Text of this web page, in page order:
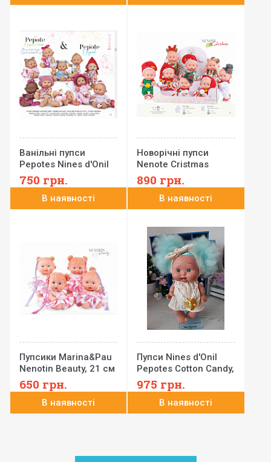
Ванільні пупси
Pepotes Nines d'Onil
0444, 26 см
750 грн.
В наявності
Новорічні пупси
Nenote Cristmas
Marina&Pau 0944
(пакет), 26 см
890 грн.
В наявності
Пупсики Marina&Pau
Nenotin Beauty, 21 см
650 грн.
В наявності
Пупси Nines d'Onil
Pepotes Cotton Candy,
26 см
975 грн.
В наявності